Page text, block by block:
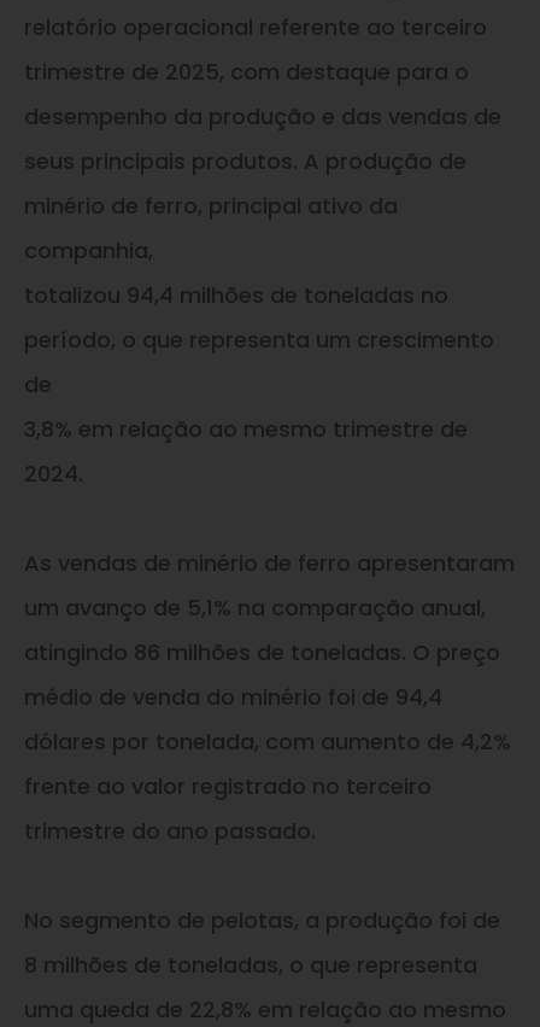
relatório operacional referente ao terceiro
trimestre de 2025, com destaque para o
desempenho da produção e das vendas de
seus principais produtos. A produção de
minério de ferro, principal ativo da
companhia,
totalizou 94,4 milhões de toneladas no
período, o que representa um crescimento
de
3,8% em relação ao mesmo trimestre de
2024.
As vendas de minério de ferro apresentaram
um avanço de 5,1% na comparação anual,
atingindo 86 milhões de toneladas. O preço
médio de venda do minério foi de 94,4
dólares por tonelada, com aumento de 4,2%
frente ao valor registrado no terceiro
trimestre do ano passado.
No segmento de pelotas, a produção foi de
8 milhões de toneladas, o que representa
uma queda de 22,8% em relação ao mesmo